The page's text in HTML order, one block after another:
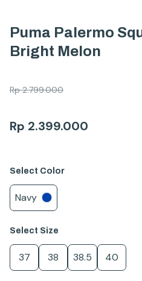
Puma Palermo
Bright Melon
Rp2.799.000
Rp 2.399.000
Select Color
Navy
Select Size
37 38 38.5 40